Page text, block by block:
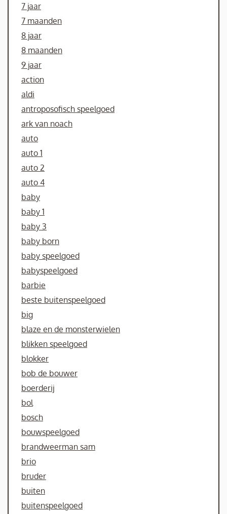
7 jaar
7 maanden
8 jaar
8 maanden
9 jaar
action
aldi
antroposofisch speelgoed
ark van noach
auto
auto 1
auto 2
auto 4
baby
baby 1
baby 3
baby born
baby speelgoed
babyspeelgoed
barbie
beste buitenspeelgoed
big
blaze en de monsterwielen
blikken speelgoed
blokker
bob de bouwer
boerderij
bol
bosch
bouwspeelgoed
brandweerman sam
brio
bruder
buiten
buitenspeelgoed